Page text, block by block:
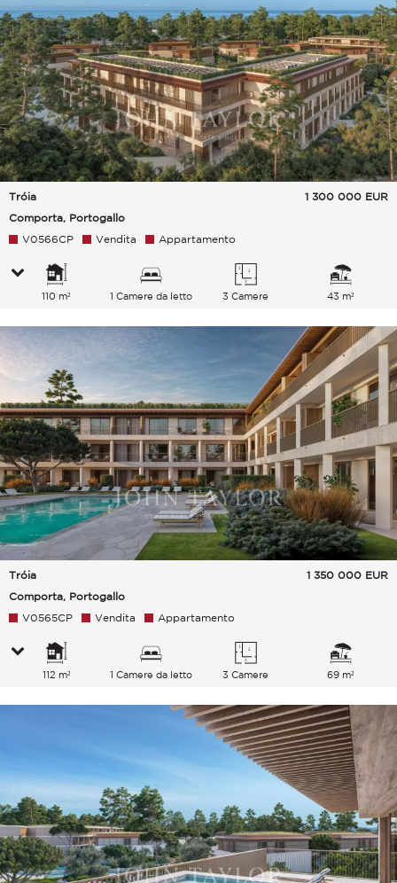
Tróia
Comporta, Portogallo
1 300 000 EUR
V0566CP Vendita Appartamento
110 m² 1 Camere da letto 3 Camere 43 m²
Tróia
Comporta, Portogallo
1 350 000 EUR
V0565CP Vendita Appartamento
112 m² 1 Camere da letto 3 Camere 69 m²